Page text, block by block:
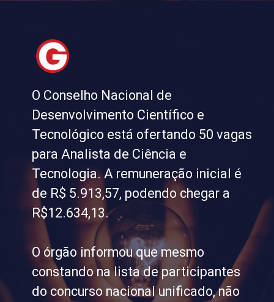
O Conselho Nacional de
Desenvolvimento Científico e
Tecnológico está ofertando 50 vagas
para Analista de Ciência e
Tecnologia. A remuneração inicial é
de R$ 5.913,57, podendo chegar a
R$12.634,13.
O órgão informou que mesmo
constando na lista de participantes
do concurso nacional unificado, não